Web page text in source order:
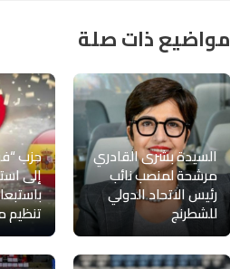
مواضيع ذات صلة
السيدة بشرى القادري
مرشحة لمنصب نائب
رئيس الاتحاد الدولي
للشطرنج
حزب
إلى
تنظيم